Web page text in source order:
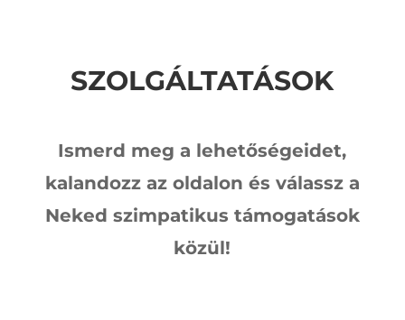
SZOLGÁLTATÁSOK
Ismerd meg a lehetőségeidet,
kalandozz az oldalon és válassz a
Neked szimpatikus támogatások
közül!